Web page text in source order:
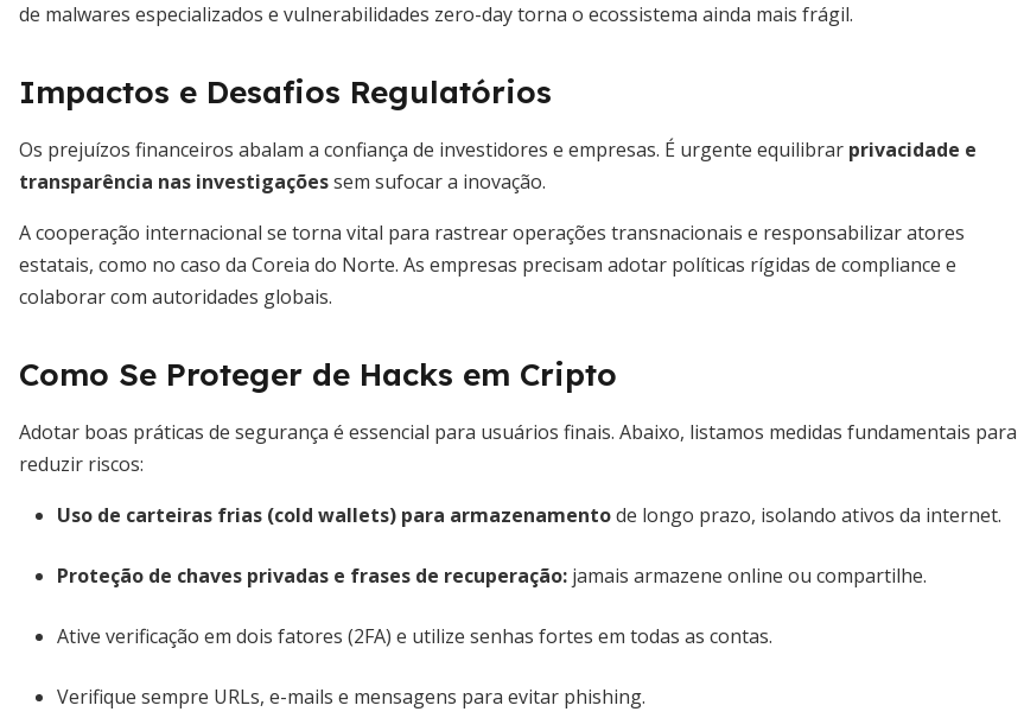
de malwares especializados e vulnerabilidades zero-day torna o ecossistema ainda mais frágil.
Impactos e Desafios Regulatórios
Os prejuízos financeiros abalam a confiança de investidores e empresas. É urgente equilibrar privacidade e
transparência nas investigaçõessem sufocar a inovação.
A cooperação internacional se torna vital para rastrear operações transnacionais e responsabilizar atores
estatais, como no caso da Coreia do Norte. As empresas precisam adotar políticas rígidas de compliance e
colaborar com autoridades globais.
Como Se Proteger de Hacks em Cripto
Adotar boas práticas de segurança é essencial para usuários finais. Abaixo, listamos medidas fundamentais para
reduzir riscos:
Uso de carteiras frias (cold wallets) para armazenamentode longo prazo, isolando ativos da internet.
Proteção de chaves privadas e frases de recuperação: jamais armazene online ou compartilhe.
Ative verificação em dois fatores (2FA) e utilize senhas fortes em todas as contas.
Verifique sempre URLs, e-mails e mensagens para evitar phishing.